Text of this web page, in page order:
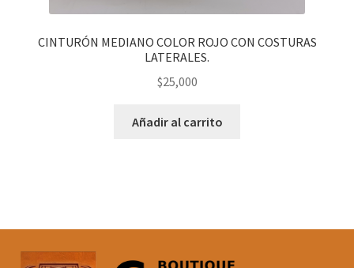
CINTURÓN MEDIANO COLOR ROJO CON COSTURAS
LATERALES.
$25,000
Añadir al carrito